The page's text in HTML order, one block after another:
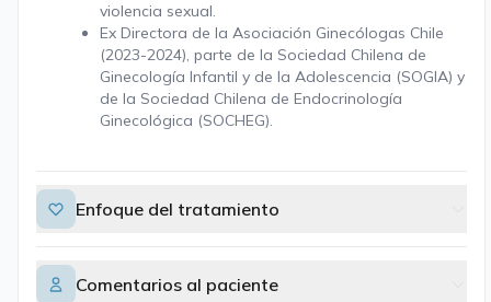
violencia sexual.
Ex Directora de la Asociación Ginecólogas Chile
(2023-2024), parte de la Sociedad Chilena de
Ginecología Infantil y de la Adolescencia (SOGIA) y
de la Sociedad Chilena de Endocrinología
Ginecológica (SOCHEG).
Enfoque del tratamiento
Comentarios al paciente